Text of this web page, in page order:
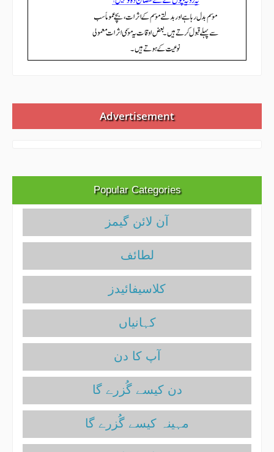
Advertisement
Popular Categories
آن لائن گیمز
لطائف
کلاسیفائیدز
کہانیاں‌
آپ کا دن
دن کیسے گُزرے گا
مہینہ کیسے گُزرے گا